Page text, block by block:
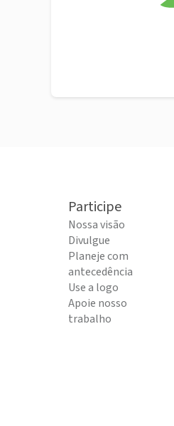
Participe
Nossa visão
Divulgue
Planeje com
antecedência
Use a logo
Apoie nosso
trabalho